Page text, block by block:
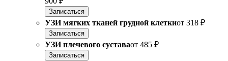
Записаться
УЗИ мягких тканей грудной клеткиот 318 ₽
Записаться
УЗИ плечевого суставаот 485 ₽
Записаться